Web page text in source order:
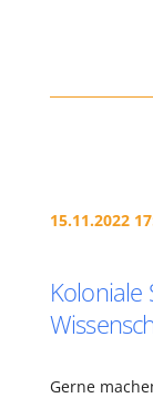
15.11.2022
Koloniale
Gerne